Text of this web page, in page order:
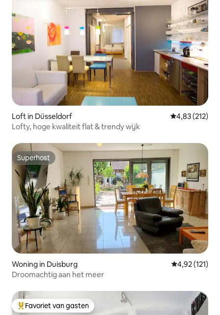
Loft in Düsseldorf Gemiddelde
4,83 (212)
Lofty, hoge kwaliteit flat & trendy wijk
Superhost
Superhost
Woning in Duisburg Gemiddelde
4,92 (121)
Droomachtig aan het meer
Topfavoriet van gasten
Favoriet van gasten